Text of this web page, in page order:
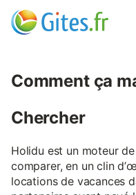
Comment ça
Chercher
Holidu est un moteur
comparer, en un clin
locations de vacances